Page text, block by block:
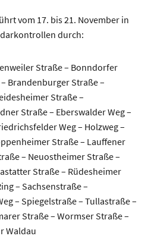
vom 17. bis 21. November in
durch:
Straße – Bonndorfer
Brandenburger Straße –
Straße –
Straße – Eberswalder Weg –
Weg – Holzweg –
Straße – Lauffener
– Neuostheimer Straße –
Straße – Rüdesheimer
– Sachsenstraße –
– Spiegelstraße – Tullastraße –
Straße – Wormser Straße –
Waldau